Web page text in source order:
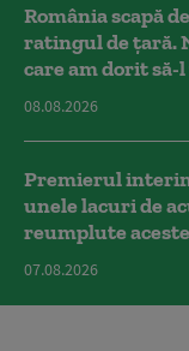
România scapă
ratingul de țară.
care am dorit
08.08.2026
Premierul
unele lacuri de
reumplute
07.08.2026